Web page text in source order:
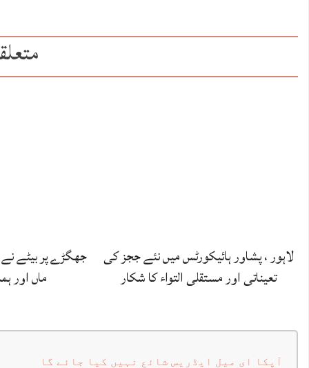
لاہور ، پشاور ہائیکورٹس میں نئے ججز کی
تعیناتی اور مستقلی التواء کا شکار
جھگڑے پر بیٹے
ماں اور
آپکا ای میل ایڈریس شائع نہیں کیا جائے گا